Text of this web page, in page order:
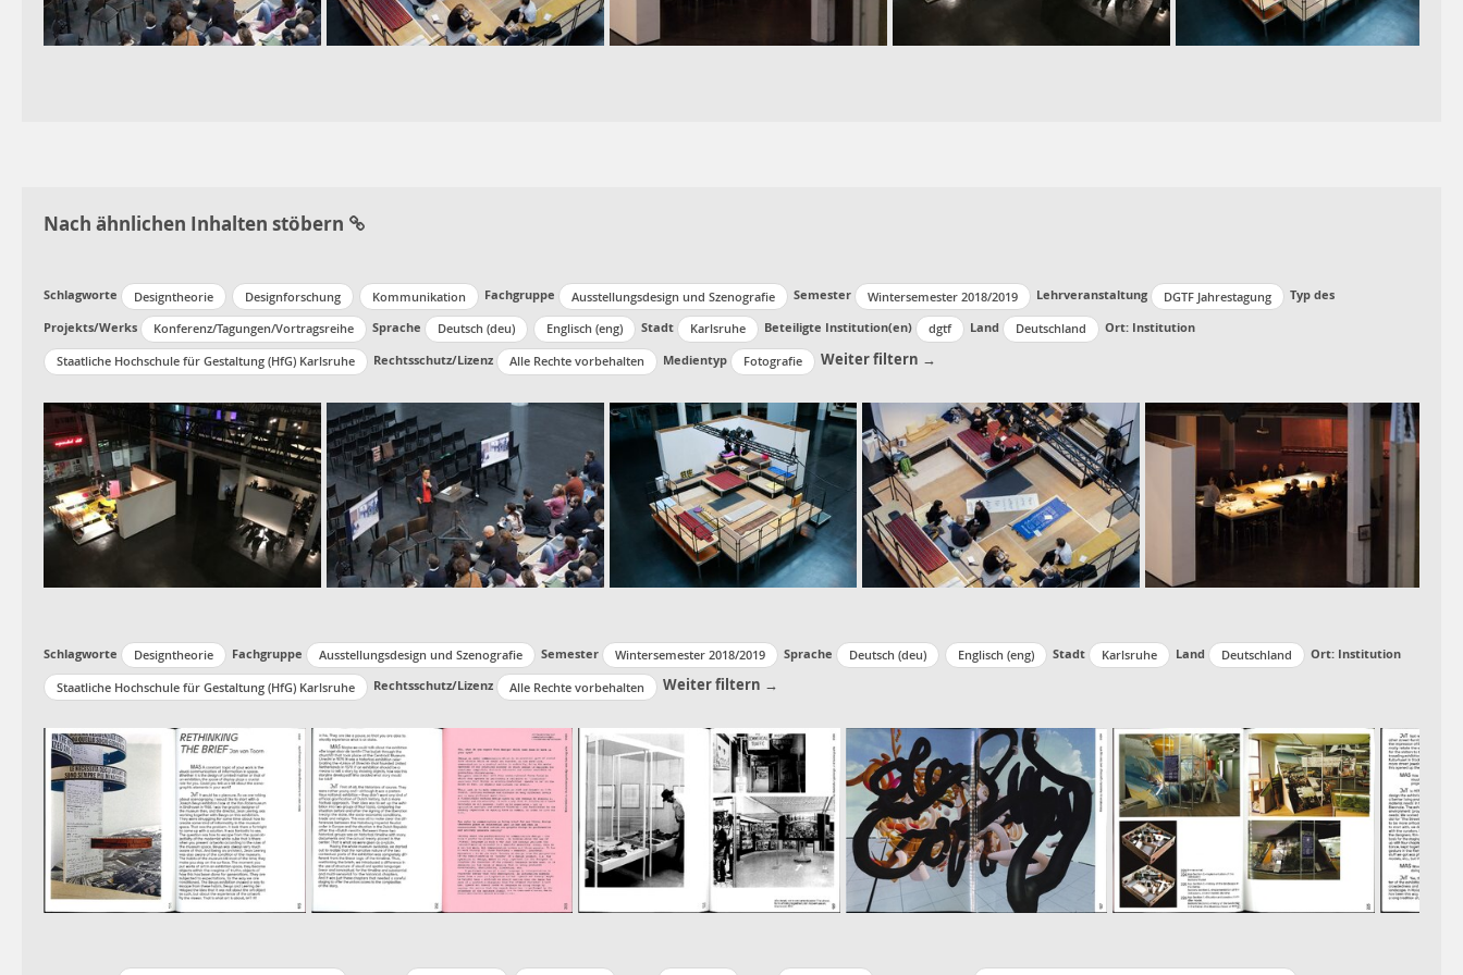
Nach ähnlichen Inhalten stöbern
Schlagworte Designtheorie Designforschung Kommunikation Fachgruppe Ausstellungsdesign und Szenografie Semester Wintersemester 2018/2019 Lehrveranstaltung DGTF Jahrestagung
Typ des
Projekts/Werks
Konferenz/Tagungen/Vortragsreihe Sprache Deutsch (deu) Englisch (eng) Stadt Karlsruhe Beteiligte Institution(en) dgtf Land Deutschland Ort: Institution
Staatliche Hochschule für Gestaltung (HfG) Karlsruhe Rechtsschutz/Lizenz Alle Rechte vorbehalten Medientyp Fotografie Weiter filtern →
Schlagworte Designtheorie Fachgruppe Ausstellungsdesign und Szenografie Semester Wintersemester 2018/2019 Sprache Deutsch (deu) Englisch (eng) Stadt Karlsruhe Land Deutschland Ort: Institution
Staatliche Hochschule für Gestaltung (HfG) Karlsruhe Rechtsschutz/Lizenz Alle Rechte vorbehalten Weiter filtern →